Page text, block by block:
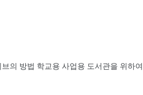
의 방법 학교용 사업용 도서관을 위하여